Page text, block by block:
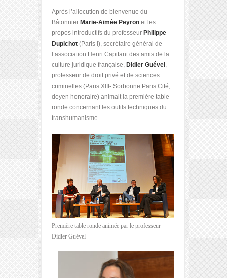
Après l’allocution de bienvenue du
Bâtonnier Marie-Aimée Peyron et les
propos introductifs du professeur Philippe
Dupichot (Paris I), secrétaire général de
l’association Henri Capitant des amis de la
culture juridique française, Didier Guével
professeur de droit privé et de sciences
criminelles (Paris XIII- Sorbonne Paris Cité,
doyen honoraire) animait la première table
ronde concernant les outils techniques du
transhumanisme.
Première table ronde animée par le professeur
Didier Guével